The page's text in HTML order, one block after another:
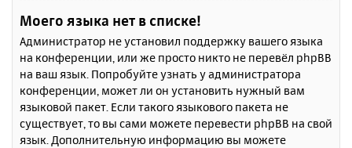
Моего языка нет в списке!
Администратор не установил поддержку вашего языка
на конференции, или же просто никто не перевёл phpBB
на ваш язык. Попробуйте узнать у администратора
конференции, может ли он установить нужный вам
языковой пакет. Если такого языкового пакета не
существует, то вы сами можете перевести phpBB на свой
язык. Дополнительную информацию вы можете